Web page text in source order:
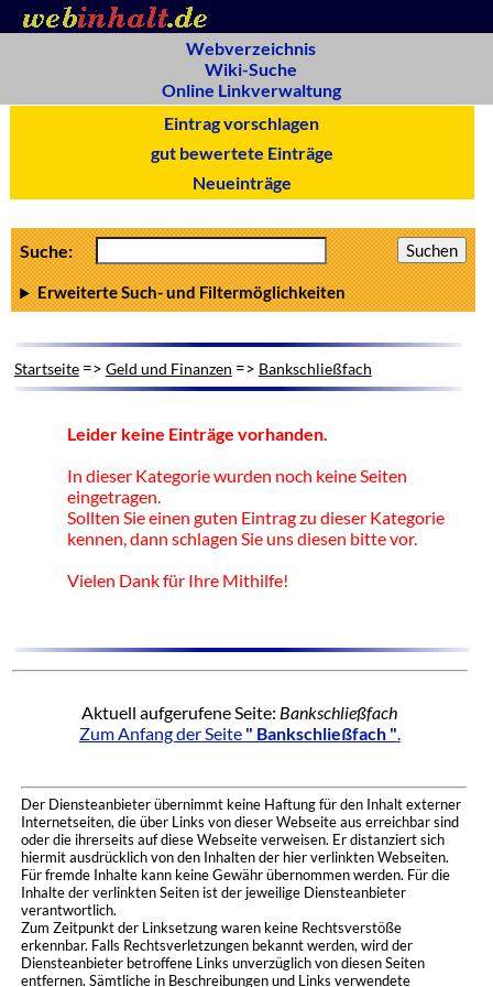
Webverzeichnis
Wiki-Suche
Online Linkverwaltung
Eintrag vorschlagen
gut bewertete Einträge
Neueinträge
Suche:
Erweiterte Such- und Filtermöglichkeiten
Startseite=> Geld und Finanzen => Bankschließfach
Leider keine Einträge vorhanden.
In dieser Kategorie wurden noch keine Seiten
eingetragen.
Sollten Sie einen guten Eintrag zu dieser Kategorie
kennen, dann schlagen Sie uns diesen bitte vor.
Vielen Dank für Ihre Mithilfe!
Aktuell aufgerufene Seite: Bankschließfach
Zum Anfang der Seite " Bankschließfach ".
Der Diensteanbieter übernimmt keine Haftung für den Inhalt externer
Internetseiten, die über Links von dieser Webseite aus erreichbar sind
oder die ihrerseits auf diese Webseite verweisen. Er distanziert sich
hiermit ausdrücklich von den Inhalten der hier verlinkten Webseiten.
Für fremde Inhalte kann keine Gewähr übernommen werden. Für die
Inhalte der verlinkten Seiten ist der jeweilige Diensteanbieter
verantwortlich.
Zum Zeitpunkt der Linksetzung waren keine Rechtsverstöße
erkennbar. Falls Rechtsverletzungen bekannt werden, wird der
Diensteanbieter betroffene Links unverzüglich von diesen Seiten
entfernen. Sämtliche in Beschreibungen und Links verwendete